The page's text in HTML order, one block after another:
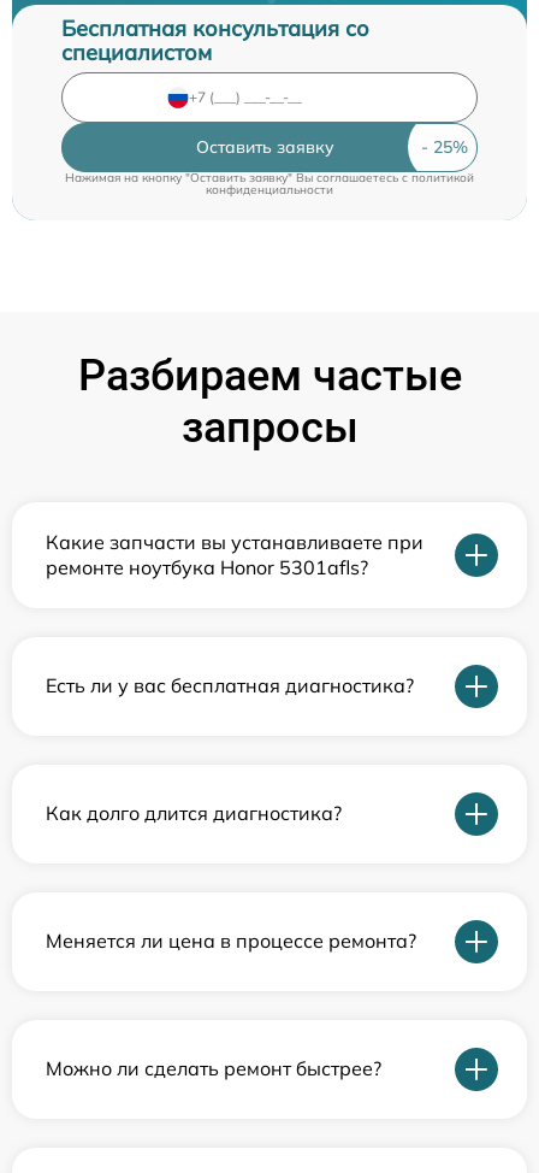
Бесплатная консультация со
специалистом
Оставить заявку
Нажимая на кнопку "Оставить заявку" Вы соглашаетесь cполитикой
конфиденциальности
Разбираем частые
запросы
Какие запчасти вы устанавливаете при
ремонте ноутбука Honor 5301afls?
Есть ли у вас бесплатная диагностика?
Как долго длится диагностика?
Меняется ли цена в процессе ремонта?
Можно ли сделать ремонт быстрее?